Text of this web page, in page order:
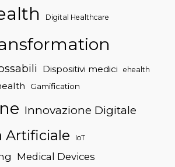
Digital Healthcare
Dispositivi medici ehealth
Gamification
Innovazione Digitale
Artificiale IoT
Medical Devices